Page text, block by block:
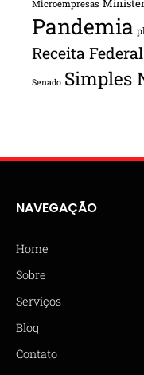
Microempresas
Pandemia
Receita Federal
Senado Simples
NAVEGAÇÃO
Home
Sobre
Serviços
Blog
Contato